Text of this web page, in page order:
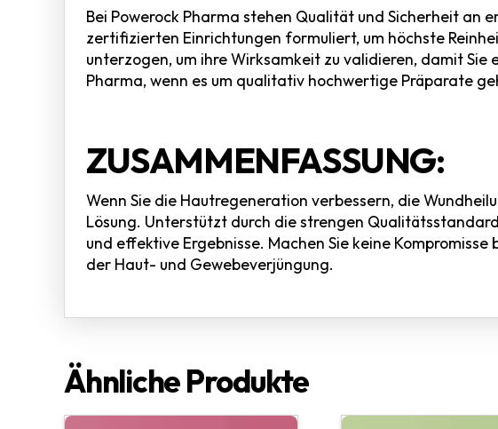
Bei Powerock Pharma stehen Qualität und Sicherheit an
zertifizierten Einrichtungen formuliert, um höchste
unterzogen, um ihre Wirksamkeit zu validieren, damit
Pharma, wenn es um qualitativ hochwertige Präparate
ZUSAMMENFASSUNG:
Wenn Sie die Hautregeneration verbessern, die
Lösung. Unterstützt durch die strengen
und effektive Ergebnisse. Machen Sie keine
der Haut- und Gewebeverjüngung.
Ähnliche Produkte